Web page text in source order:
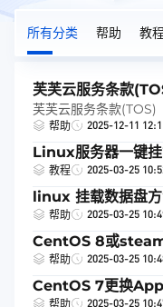
所有分类 帮助 教
芙芙云服务条款
芙芙云服务条款(TOS)
帮助 2025-12-11
Linux服务器一键
教程 2025-03-25
linux 挂载数据盘
帮助 2025-03-25
CentOS 8或
帮助 2025-03-25
CentOS 7更换
帮助 2025-03-25